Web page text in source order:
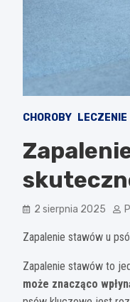
CHOROBY LECZENIE
2 sierpnia 2025
Zapalenie stawów u
Zapalenie stawów to
może znacząco